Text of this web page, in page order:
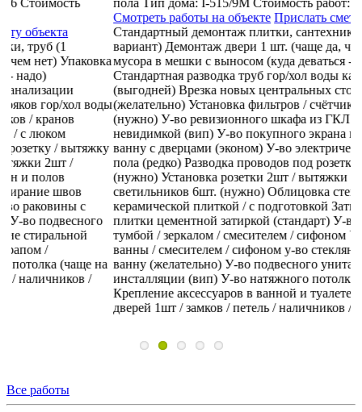
пола Тип дома: I-515/9М Стоимость работ: 239901 руб.
Смотреть работы на объекте Прислать смету объекта
Стандартный демонтаж плитки, сантехники, труб (1
вариант) Демонтаж двери 1 шт. (чаще да, чем нет) Упаковка
мусора в мешки с выносом (куда деваться - надо)
Стандартная разводка труб гор/хол воды канализации
(выгодней)
Врезка новых центральных стояков гор/хол воды
(желательно) Установка фильтров / счётчиков / кранов
(нужно) У-во ревизионного шкафа из ГКЛ / с люком
невидимкой (вип)
У-во покупного экрана из МДФ под
ванну с дверцами (эконом) У-во электрического тёплого
пола (редко)
Разводка проводов под розетку / вытяжку / свет
(нужно) Установка розетки 2шт / вытяжки 2шт /
светильников 6шт. (нужно) Облицовка стен и полов
керамической плиткой / с подготовкой Затирание швов
плитки цементной затиркой (стандарт) У-во раковины с
тумбой / зеркалом / смесителем / сифоном У-во чугунной
ванны / смесителем / сифоном у-во стеклянной шторки на
ванну (желательно) У-во подвесного унитаза на
инсталляции (вип) У-во натяжного потолка (чаще на 80%)
Крепление аксессуаров в ванной и туалете (всегда) Монтаж
дверей 1шт / замков / петель / наличников / доборов
Все работы